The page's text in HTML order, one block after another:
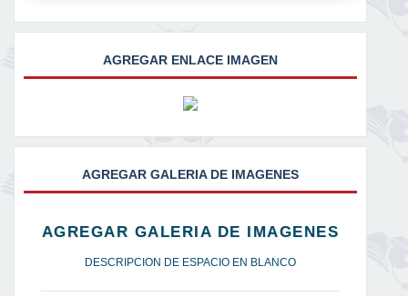
AGREGAR ENLACE IMAGEN
AGREGAR GALERIA DE IMAGENES
AGREGAR GALERIA DE IMAGENES
DESCRIPCION DE ESPACIO EN BLANCO